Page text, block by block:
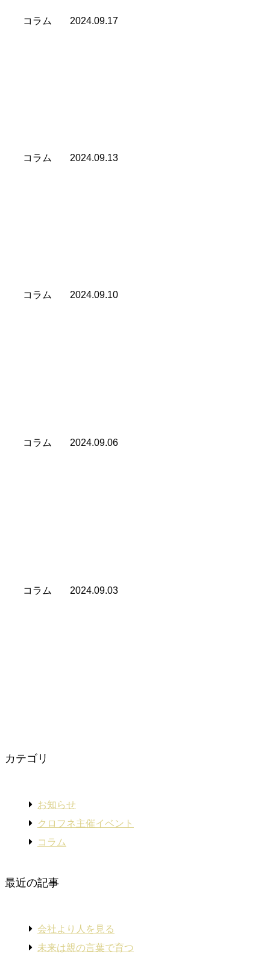
コラム 2024.09.17
コラム 2024.09.13
コラム 2024.09.10
コラム 2024.09.06
コラム 2024.09.03
カテゴリ
お知らせ
クロフネ主催イベント
コラム
最近の記事
会社より人を見る
未来は親の言葉で育つ